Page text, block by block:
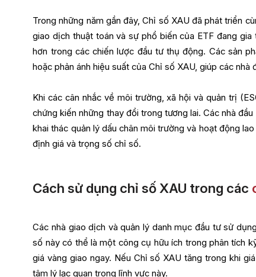
Trong những năm gần đây, Chỉ số XAU đã phát triển
giao dịch thuật toán và sự phổ biến của ETF đang
hơn trong các chiến lược đầu tư thụ động. Các sản
hoặc phản ánh hiệu suất của Chỉ số XAU, giúp các nhà
Khi các cân nhắc về môi trường, xã hội và quản trị
chứng kiến những thay đổi trong tương lai. Các nhà
khai thác quản lý dấu chân môi trường và hoạt động
định giá và trọng số chỉ số.
Cách sử dụng chỉ số XAU trong các
Các nhà giao dịch và quản lý danh mục đầu tư sử
số này có thể là một công cụ hữu ích trong phân tích
giá vàng giao ngay. Nếu Chỉ số XAU tăng trong khi
tâm lý lạc quan trong lĩnh vực này.